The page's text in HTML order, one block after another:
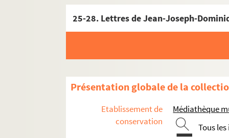
Présentation globale de la
Etablissement de
conservation
Médiathèque
Tous